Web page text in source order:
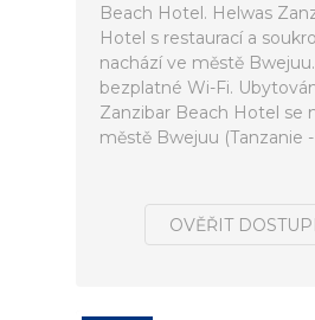
Beach Hotel. Helwas
Hotel s restaurací a
nachází ve městě
bezplatné Wi-Fi.
Zanzibar Beach Hotel se
městě Bwejuu (Tanzanie
OVĚŘIT